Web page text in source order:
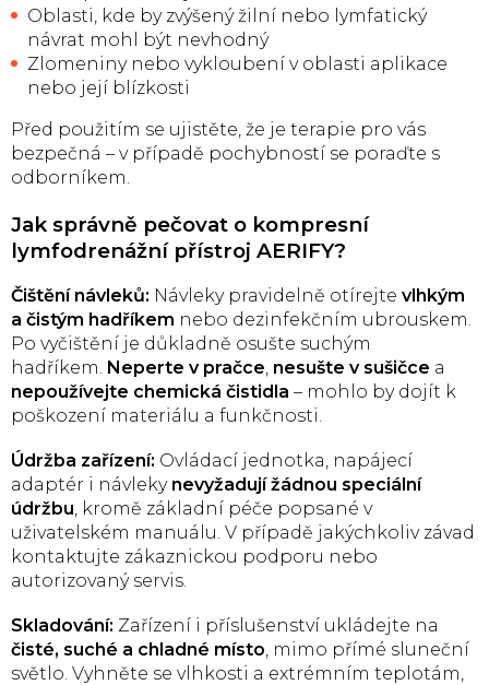
Oblasti, kde by zvýšený žilní nebo lymfatický
návrat mohl být nevhodný
Zlomeniny nebo vykloubení v oblasti aplikace
nebo její blízkosti
Před použitím se ujistěte, že je terapie pro vás
bezpečná – v případě pochybností se poraďte s
odborníkem.
Jak správně pečovat o kompresní
lymfodrenážní přístroj AERIFY?
Čištění návleků: Návleky pravidelně otírejte vlhkým
a čistým hadříkem nebo dezinfekčním ubrouskem.
Po vyčištění je důkladně osušte suchým
hadříkem. Neperte v pračce nesušte v sušičce a
nepoužívejte chemická čistidla – mohlo by dojít k
poškození materiálu a funkčnosti.
Údržba zařízení: Ovládací jednotka, napájecí
adaptér i návleky nevyžadují žádnou speciální
údržbu , kromě základní péče popsané v
uživatelském manuálu. V případě jakýchkoliv závad
kontaktujte zákaznickou podporu nebo
autorizovaný servis.
Skladování: Zařízení i příslušenství ukládejte na
čisté, suché a chladné místo , mimo přímé sluneční
světlo. Vyhněte se vlhkosti a extrémním teplotám,